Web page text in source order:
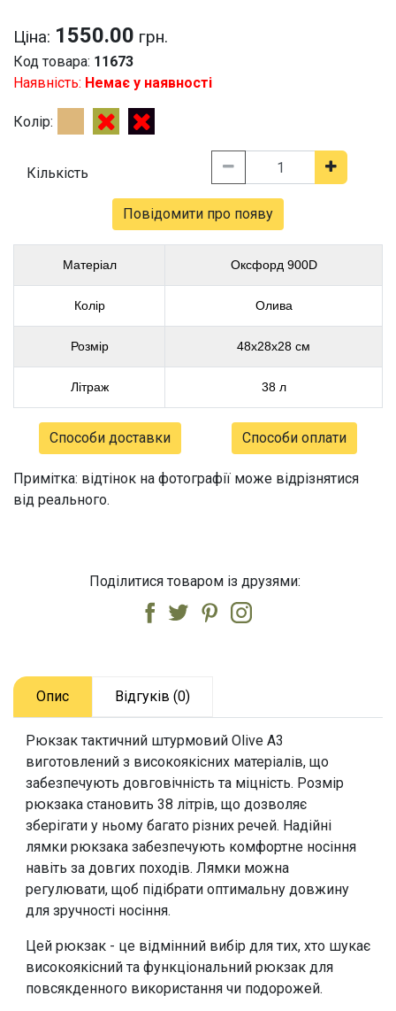
Ціна: 1550.00 грн.
Код товара: 11673
Наявність: Немає у наявності
Колір:
Кількість
Повідомити про появу
Матеріал Оксфорд 900D
Колір Олива
Розмір 48х28х28 см
Літраж 38 л
Способи доставки Способи оплати
Примітка: відтінок на фотографії може відрізнятися
від реального.
Поділитися товаром із друзями:
Опис Відгуків (0)
Рюкзак тактичний штурмовий Olive А3
виготовлений з високоякісних матеріалів, що
забезпечують довговічність та міцність. Розмір
рюкзака становить 38 літрів, що дозволяє
зберігати у ньому багато різних речей. Надійні
лямки рюкзака забезпечують комфортне носіння
навіть за довгих походів. Лямки можна
регулювати, щоб підібрати оптимальну довжину
для зручності носіння.
Цей рюкзак - це відмінний вибір для тих, хто шукає
високоякісний та функціональний рюкзак для
повсякденного використання чи подорожей.